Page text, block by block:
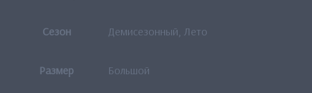
Сезон Демисезонный, Лето
Размер Большой